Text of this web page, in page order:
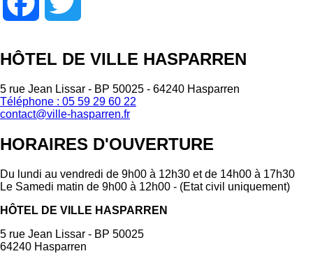
HÔTEL DE VILLE HASPARREN
5 rue Jean Lissar - BP 50025 - 64240 Hasparren
Téléphone : 05 59 29 60 22
contact@ville-hasparren.fr
HORAIRES D'OUVERTURE
Du lundi au vendredi de 9h00 à 12h30 et de 14h00 à 17h30
Le Samedi matin de 9h00 à 12h00 - (Etat civil uniquement)
HÔTEL DE VILLE HASPARREN
5 rue Jean Lissar - BP 50025
64240 Hasparren